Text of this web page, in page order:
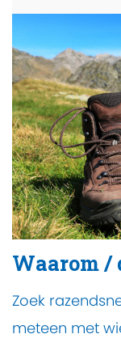
Waarom
Zoek
meteen met